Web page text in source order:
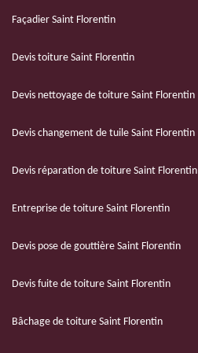
Façadier Saint Florentin
Devis toiture Saint Florentin
Devis nettoyage de toiture Saint Florentin
Devis changement de tuile Saint Florentin
Devis réparation de toiture Saint Florentin
Entreprise de toiture Saint Florentin
Devis pose de gouttière Saint Florentin
Devis fuite de toiture Saint Florentin
Bâchage de toiture Saint Florentin